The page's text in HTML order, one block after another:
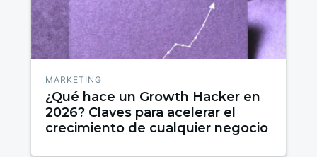
MARKETING
¿Qué hace un Growth Hacker en
2026? Claves para acelerar el
crecimiento de cualquier negocio